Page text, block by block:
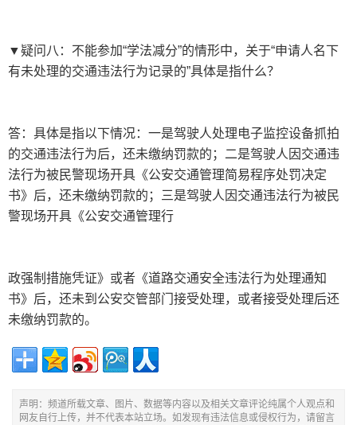
▼疑问八：不能参加“学法减分”的情形中，关于“申请人名下
有未处理的交通违法行为记录的”具体是指什么？
答：具体是指以下情况：一是驾驶人处理电子监控设备抓拍
的交通违法行为后，还未缴纳罚款的；二是驾驶人因交通违
法行为被民警现场开具《公安交通管理简易程序处罚决定
书》后，还未缴纳罚款的；三是驾驶人因交通违法行为被民
警现场开具《公安交通管理行
政强制措施凭证》或者《道路交通安全违法行为处理通知
书》后，还未到公安交管部门接受处理，或者接受处理后还
未缴纳罚款的。
声明：频道所载文章、图片、数据等内容以及相关文章评论纯属个人观点和
网友自行上传，并不代表本站立场。如发现有违法信息或侵权行为，请留言